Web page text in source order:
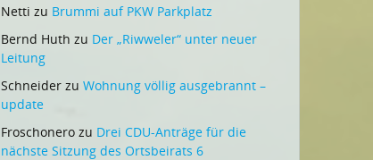
Netti zu Brummi auf PKW Parkplatz
Bernd Huth zu Der „Riwweler“ unter neuer
Leitung
Schneider zu Wohnung völlig ausgebrannt –
update
Froschonero zu Drei CDU-Anträge für die
nächste Sitzung des Ortsbeirats 6